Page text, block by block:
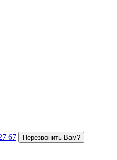
67 Перезвонить Вам?